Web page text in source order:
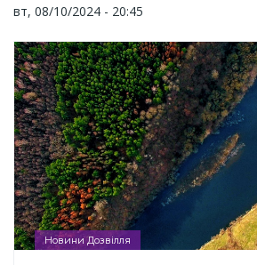
вт, 08/10/2024 - 20:45
Новини Дозвілля